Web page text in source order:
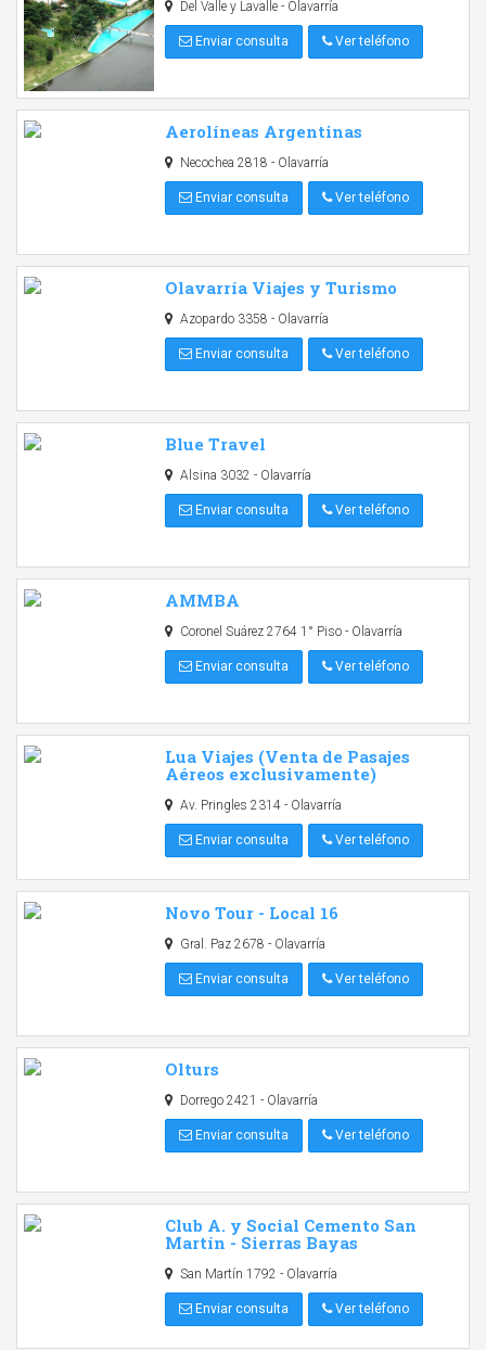
Del Valle y Lavalle - Olavarría
Enviar consulta Ver teléfono
Aerolíneas Argentinas
Necochea 2818 - Olavarría
Enviar consulta Ver teléfono
Olavarría Viajes y Turismo
Azopardo 3358 - Olavarría
Enviar consulta Ver teléfono
Blue Travel
Alsina 3032 - Olavarría
Enviar consulta Ver teléfono
AMMBA
Coronel Suárez 2764 1° Piso - Olavarría
Enviar consulta Ver teléfono
Lua Viajes (Venta de Pasajes
Aéreos exclusivamente)
Av. Pringles 2314 - Olavarría
Enviar consulta Ver teléfono
Novo Tour - Local 16
Gral. Paz 2678 - Olavarría
Enviar consulta Ver teléfono
Olturs
Dorrego 2421 - Olavarría
Enviar consulta Ver teléfono
Club A. y Social Cemento San
Martín - Sierras Bayas
San Martín 1792 - Olavarría
Enviar consulta Ver teléfono